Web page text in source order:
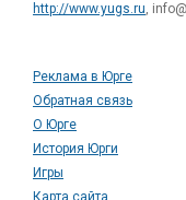
http://www.yugs.ru,
Реклама в Юрге
Обратная связь
О Юрге
История Юрги
Игры